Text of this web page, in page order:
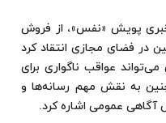
پویش «نفس»، از فروش
در فضای مجازی انتقاد کرد
عواقب ناگواری برای
به نقش مهم رسانه‌ها و
آگاهی عمومی اشاره کرد.